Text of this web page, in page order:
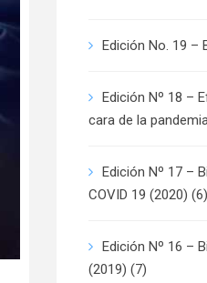
Edición No. 19 –
Edición Nº 18 –
cara de la
Edición Nº 17 –
COVID 19 (2020) (6)
Edición Nº 16 –
(2019) (7)